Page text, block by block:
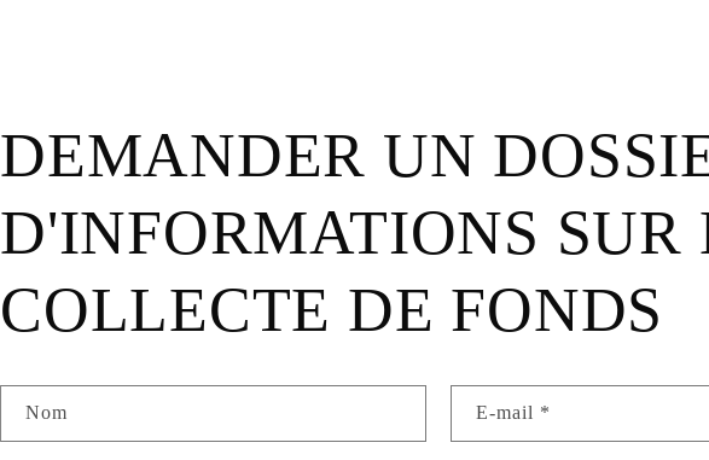
DEMANDER UN
D'INFORMATIONS SUR
COLLECTE DE FONDS
Nom E-mail *